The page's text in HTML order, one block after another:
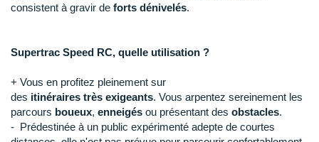
consistent à gravir de forts dénivelés.
Supertrac Speed RC, quelle utilisation ?
+ Vous en profitez pleinement sur
des itinéraires très exigeants. Vous arpentez sereinement les
parcours boueux, enneigés ou présentant des obstacles.
- Prédestinée à un public expérimenté adepte de courtes
Puma
Raidlight
Reebok